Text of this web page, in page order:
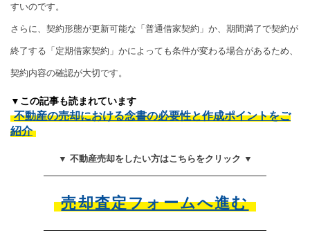
すいのです。
さらに、契約形態が更新可能な「普通借家契約」か、期間満了で契約が
終了する「定期借家契約」かによっても条件が変わる場合があるため、
契約内容の確認が大切です。
▼この記事も読まれています
不動産の売却における念書の必要性と作成ポイントをご
紹介
▼ 不動産売却をしたい方はこちらをクリック ▼
売却査定フォームへ進む